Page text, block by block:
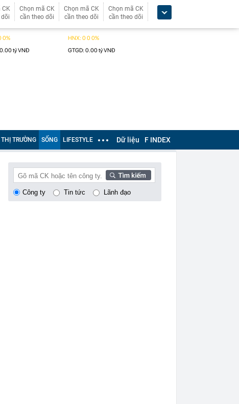
CK
Chọn mã CK
cần theo dõi
Chọn mã CK
cần theo dõi
Chọn mã CK
cần theo dõi
THỊ TRƯỜNG SỐNG LIFESTYLE Dữ liệu F INDEX
Công ty Tin tức Lãnh đạo